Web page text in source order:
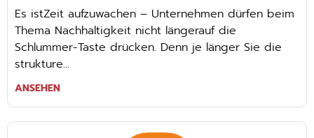
Es istZeit aufzuwachen – Unternehmen dürfen beim
Thema Nachhaltigkeit nicht längerauf die
Schlummer-Taste drücken. Denn je länger Sie die
strukture...
ANSEHEN